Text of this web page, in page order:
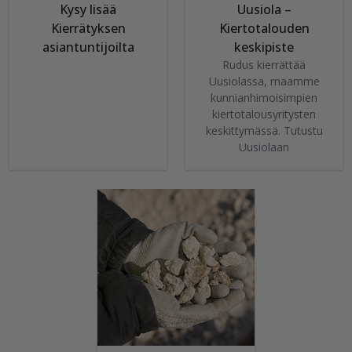
Kysy lisää
Kierrätyksen
asiantuntijoilta
Uusiola –
Kiertotalouden
keskipiste
Rudus kierrättää
Uusiolassa, maamme
kunnianhimoisimpien
kiertotalousyritysten
keskittymässä. Tutustu
Uusiolaan